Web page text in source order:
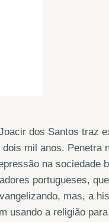
dos Santos traz
mil anos. Penetra
na sociedade
portugueses,
mas, a
usando a religião